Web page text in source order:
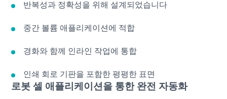
반복성과 정확성을 위해 설계되었습니다
중간 볼륨 애플리케이션에 적합
경화와 함께 인라인 작업에 통합
인쇄 회로 기판을 포함한 평평한 표면
로봇 셀 애플리케이션을 통한 완전 자동화